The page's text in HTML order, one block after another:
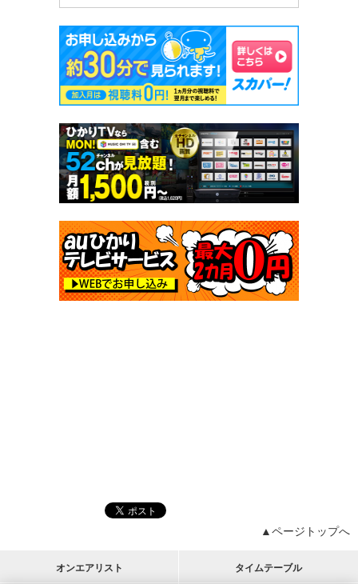
▲ページトップへ
オンエアリスト タイムテーブル